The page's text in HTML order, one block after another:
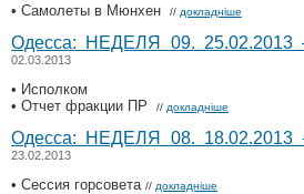
• Самолеты в Мюнхен
// докладніше
Одесса: НЕДЕЛЯ 09. 25.02.2013
02.03.2013
• Исполком
• Отчет фракции ПР
// докладніше
Одесса: НЕДЕЛЯ 08. 18.02.2013
23.02.2013
• Сессия горсовета // докладніше